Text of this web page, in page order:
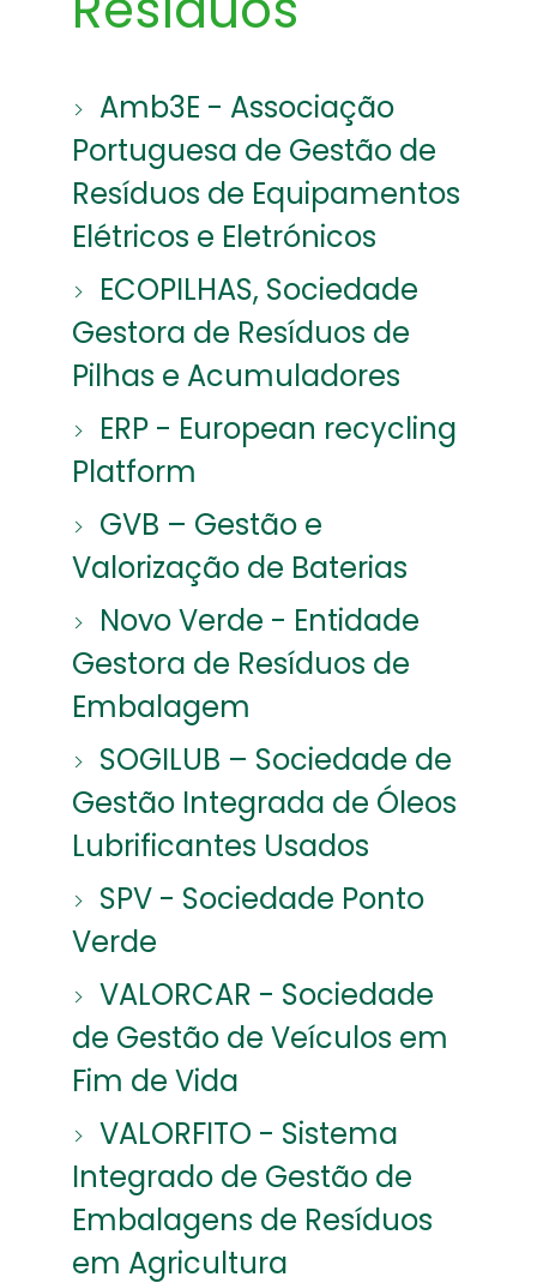
Amb3E - Associação
Portuguesa de Gestão de
Resíduos de Equipamentos
Elétricos e Eletrónicos
ECOPILHAS, Sociedade
Gestora de Resíduos de
Pilhas e Acumuladores
ERP - European recycling
Platform
GVB – Gestão e
Valorização de Baterias
Novo Verde - Entidade
Gestora de Resíduos de
Embalagem
SOGILUB – Sociedade de
Gestão Integrada de Óleos
Lubrificantes Usados
SPV - Sociedade Ponto
Verde
VALORCAR - Sociedade
de Gestão de Veículos em
Fim de Vida
VALORFITO - Sistema
Integrado de Gestão de
Embalagens de Resíduos
em Agricultura